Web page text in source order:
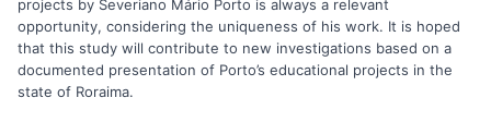
projects by Severiano Mário Porto is always a relevant
opportunity, considering the uniqueness of his work. It is hoped
that this study will contribute to new investigations based on a
documented presentation of Porto’s educational projects in the
state of Roraima.